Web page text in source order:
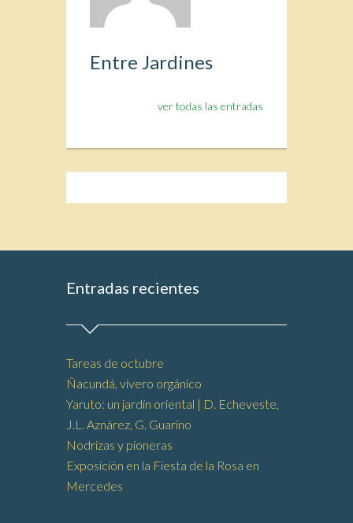
Entre Jardines
ver todas las entradas
Entradas recientes
Tareas de octubre
Ñacundá, vivero orgánico
Yaruto: un jardín oriental | D. Echeveste,
J.L. Aznárez, G. Guarino
Nodrizas y pioneras
Exposición en la Fiesta de la Rosa en
Mercedes